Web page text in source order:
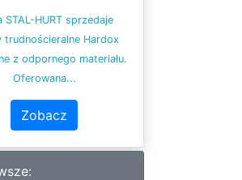
STAL-HURT sprzedaje
trudnościeralne Hardox
z odpornego materiału.
Oferowana...
Zobacz